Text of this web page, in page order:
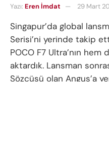
Yazı: Eren İmdat 29 Mart
Singapur’da global
Serisi’ni yerinde takip
POCO F7 Ultra’nın hem
aktardık. Lansman
Sözcüsü olan Angus’a